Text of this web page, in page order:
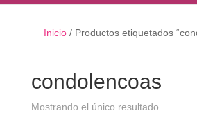
Inicio/ Productos etiquetados
condolencoas
Mostrando el único resultado